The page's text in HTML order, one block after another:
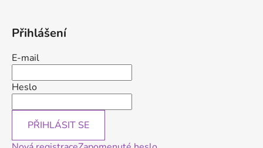
Přihlášení
E-mail
Heslo
PŘIHLÁSIT SE